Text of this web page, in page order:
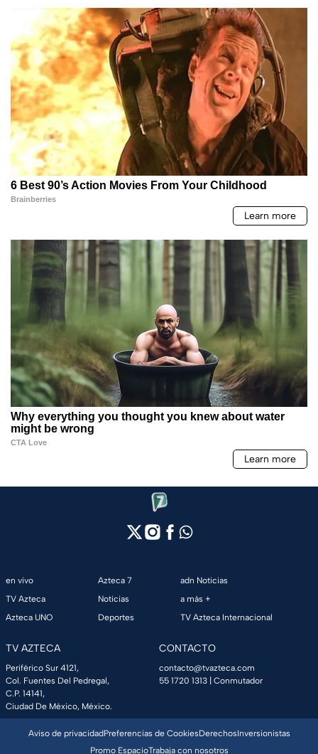
en vivo
TV Azteca
Azteca UNO
Azteca 7
Noticias
Deportes
adn Noticias
a más +
TV Azteca Internacional
TV AZTECA
Periférico Sur 4121,
Col. Fuentes Del Pedregal,
C.P. 14141,
Ciudad De México, México.
CONTACTO
contacto@tvazteca.com
55 1720 1313 | Conmutador
Aviso de privacidadPreferencias de CookiesDerechosInversionistas
Promo EspacioTrabaja con nosotros